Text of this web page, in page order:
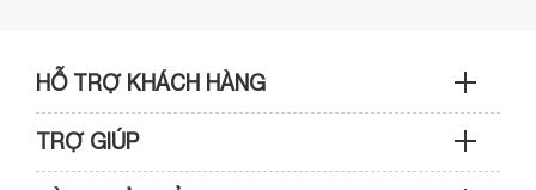
HỖ TRỢ KHÁCH HÀNG
Sản phẩm & Đơn hàng: 0933 109 009
TRỢ GIÚP